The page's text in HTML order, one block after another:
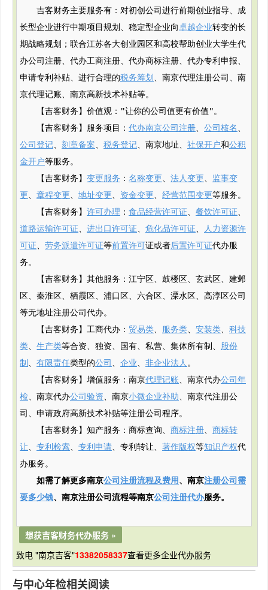
吉客财务主要服务有：对初创公司进行前期创业指导、成
长型企业进行中期项目规划、稳定型企业向卓越企业转变的长
期战略规划；联合江苏各大创业园区和高校帮助创业大学生代
办公司注册、代办工商注册、代办商标注册、代办专利申报、
申请专利补贴、进行合理的税务筹划 、南京代理注册公司、南
京代理记账、南京高新技术补贴等。
【吉客财务】价值观："让你的公司值更有价值"。
【吉客财务】服务项目： 代办南京公司注册、 公司核名、
公司登记、 刻章备案、 税务登记、南京地址、 社保开户和公积
金开户等服务。
【吉客财务】 变更服务 ： 名称变更、 法人变更、 监事变
更、 章程变更、 地址变更、 资金变更、 经营范围变更等服务。
【吉客财务】 许可办理 ： 食品经营许可证、 餐饮许可证、
道路运输许可证、 进出口许可证、 危化品许可证、
人力资源许
可证、 劳务派遣许可证等前置许可证或者后置许可证代办服
务。
【吉客财务】其他服务：江宁区、鼓楼区、玄武区、建邺
区、秦淮区、栖霞区、浦口区、六合区、溧水区、高淳区公司
等无地址注册公司代办。
【吉客财务】工商代办： 贸易类、 服务类、 安装类、 科技
类、 生产类等合资、独资、国有、私营、集体所有制、 股份
制 、 有限责任类型的公司 、 企业、 非企业法人。
【吉客财务】增值服务：南京代理记账、南京代办公司年
检、南京代办公司验资、南京小微企业补助、南京代注册公
司、申请政府高新技术补贴等注册公司程序。
【吉客财务】知产服务：商标查询、 商标注册、 商标转
让、 专利检索、 专利申请、专利转让、 著作版权等知识产权代
办服务。
如需了解更多南京公司注册流程及费用、南京注册公司需
要多少钱、南京注册公司流程等南京公司注册代办服务。
想获吉客财务代办服务 »
致电 "南京吉客"13382058337查看更多企业代办服务
与中心年检相关阅读